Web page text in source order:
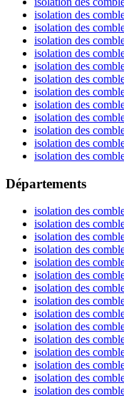
isolation des
isolation des
isolation des
isolation des
isolation des
isolation des
isolation des
isolation des
isolation des
isolation des
isolation des
isolation des
Départements
isolation des
isolation des
isolation des
isolation des
isolation des
isolation des
isolation des
isolation des
isolation des
isolation des
isolation des
isolation des
isolation des
isolation des
isolation des